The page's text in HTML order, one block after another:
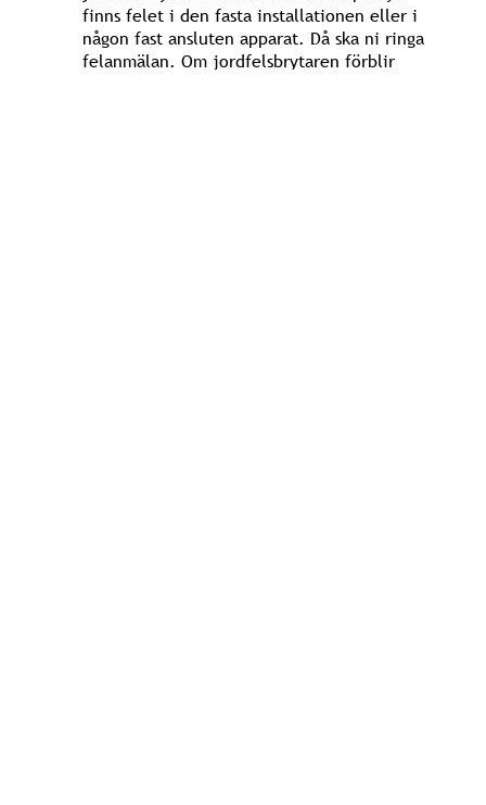
finns felet i den fasta installationen eller i
någon fast ansluten apparat. Då ska ni ringa
felanmälan. Om jordfelsbrytaren förblir